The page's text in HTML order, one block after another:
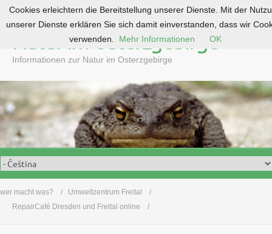
o
c
o
e
n
Natur im Osterzgebirge
Informationen zur Natur im Osterzgebirge
wer macht was?
Umweltzentrum Freital
RepairCafé Dresden und Freital online
Cookies erleichtern die Bereitstellung unserer Dienste. Mit der
unserer Dienste erklären Sie sich damit einverstanden, dass wir
verwenden.
Mehr Informationen OK